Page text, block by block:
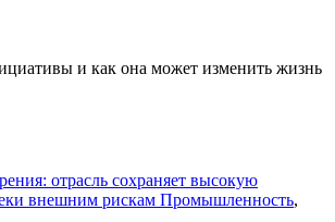
и как она может изменить жизнь
отрасль сохраняет высокую
внешним рискам Промышленность,